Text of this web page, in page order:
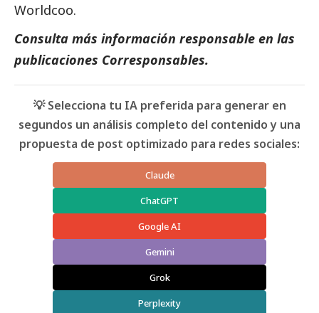
Worldcoo.
Consulta más información responsable en las
publicaciones Corresponsables.
💡 Selecciona tu IA preferida para generar en
segundos un análisis completo del contenido y una
propuesta de post optimizado para redes sociales:
Claude
ChatGPT
Google AI
Gemini
Grok
Perplexity